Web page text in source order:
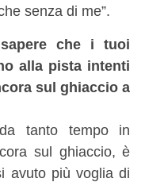
senza di me”.
che i tuoi
alla pista intenti
sul ghiaccio a
tanto tempo in
sul ghiaccio, è
avuto più voglia di